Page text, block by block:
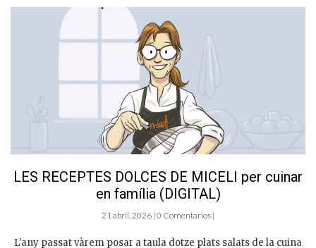
LES RECEPTES DOLCES DE MICELI per cuinar
en família (DIGITAL)
21 abril, 2026 | 0 Comentarios |
L'any passat vàrem posar a taula dotze plats salats de la cuina